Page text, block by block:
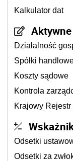
Kalkulator dat
Działalność
Spółki
Koszty sądowe
Kontrola
Krajowy
Odsetki
Odsetki za